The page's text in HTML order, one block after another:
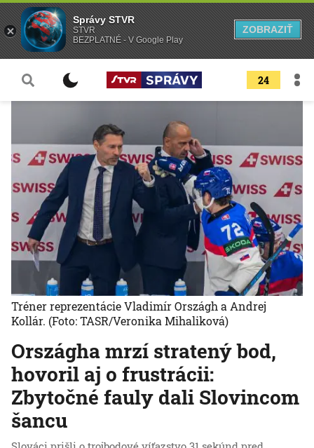
24
Országha mrzí stratený bod,
hovoril aj o frustrácii:
Zbytočné fauly dali Slovincom
šancu
Tréner reprezentácie Vladimír Országh a Andrej
Kollár. (Foto: TASR/Veronika Mihaliková)
Správy STVR
STVR
BEZPLATNÉ - V Google Play
ZOBRAZIŤ